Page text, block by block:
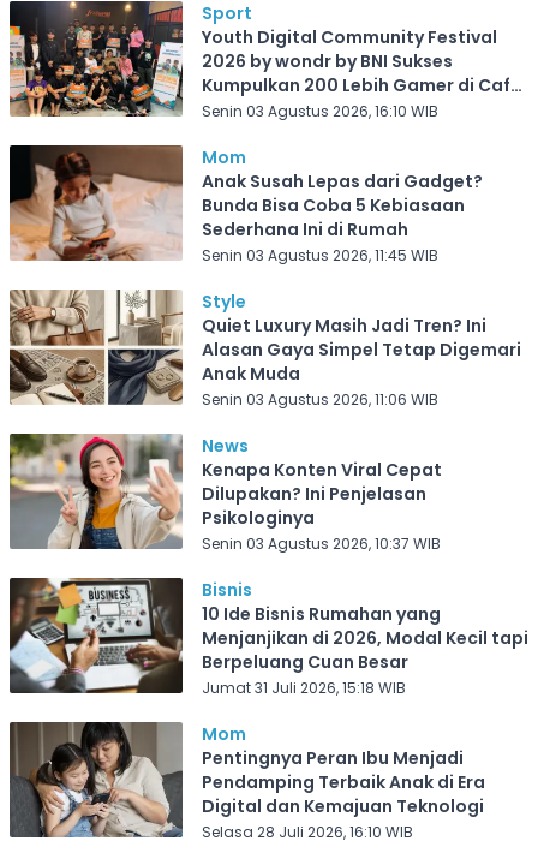
Sport
Youth Digital Community Festival
2026 by wondr by BNI Sukses
Kumpulkan 200 Lebih Gamer di Cafe
Frekuensi Depok
Senin 03 Agustus 2026, 16:10 WIB
Mom
Anak Susah Lepas dari Gadget?
Bunda Bisa Coba 5 Kebiasaan
Sederhana Ini di Rumah
Senin 03 Agustus 2026, 11:45 WIB
Style
Quiet Luxury Masih Jadi Tren? Ini
Alasan Gaya Simpel Tetap Digemari
Anak Muda
Senin 03 Agustus 2026, 11:06 WIB
News
Kenapa Konten Viral Cepat
Dilupakan? Ini Penjelasan
Psikologinya
Senin 03 Agustus 2026, 10:37 WIB
Bisnis
10 Ide Bisnis Rumahan yang
Menjanjikan di 2026, Modal Kecil tapi
Berpeluang Cuan Besar
Jumat 31 Juli 2026, 15:18 WIB
Mom
Pentingnya Peran Ibu Menjadi
Pendamping Terbaik Anak di Era
Digital dan Kemajuan Teknologi
Selasa 28 Juli 2026, 16:10 WIB